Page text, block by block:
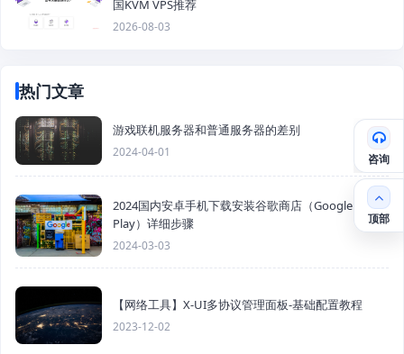
国KVM VPS推荐
2026-08-03
热门文章
游戏联机服务器和普通服务器的差别
2024-04-01
2024国内安卓手机下载安装谷歌商店（Google
Play）详细步骤
2024-03-03
【网络工具】X-UI多协议管理面板-基础配置教程
2023-12-02
咨询
顶部